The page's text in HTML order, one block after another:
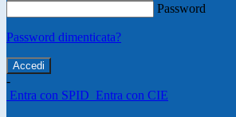
Password
Password dimenticata?
-
Entra con SPID Entra con CIE